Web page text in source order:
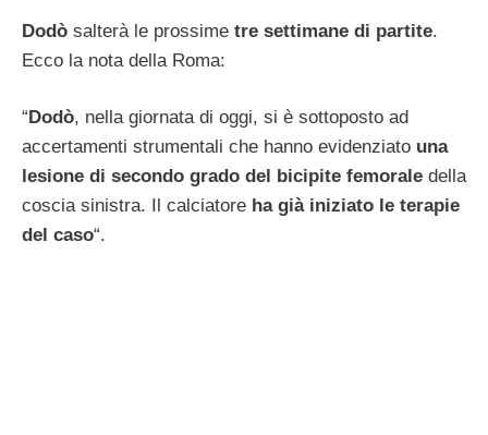
Dodò salterà le prossime tre settimane di partite.
Ecco la nota della Roma:
“ Dodò, nella giornata di oggi, si è sottoposto ad
accertamenti strumentali che hanno evidenziato una
lesione di secondo grado del bicipite femorale della
coscia sinistra. Il calciatore ha già iniziato le terapie
del caso“.